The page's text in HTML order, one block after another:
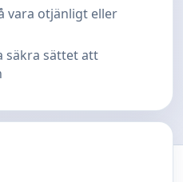
vara otjänligt eller
säkra sättet att